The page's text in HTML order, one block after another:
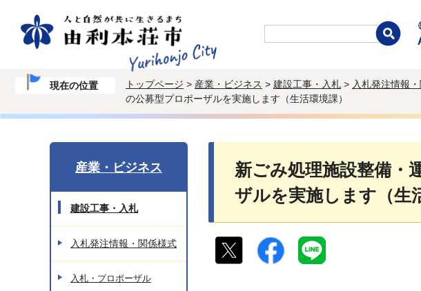
現在の位置 トップページ > 産業・ビジネス > 建設工事・入札 > 入札発注情報
の公募型プロポーザルを実施します（生活環境課）
新ごみ処理施設整備・
ザルを実施します（生
産業・ビジネス
建設工事・入札
入札発注情報・関係様式
入札・プロポーザル